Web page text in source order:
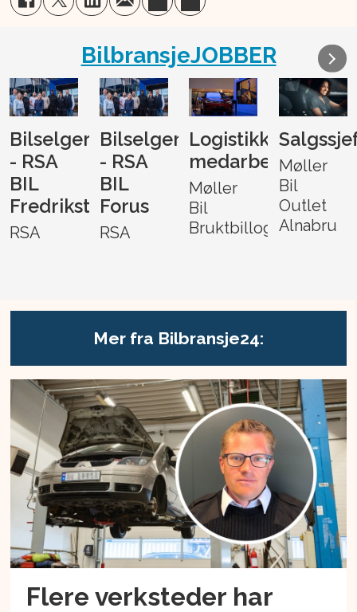
BilbransjeJOBBER
Bilselger
- RSA
BIL
Fredrikstad
RSA
Bilselger
- RSA
BIL
Forus
RSA
Logistikk-
medarbeider
Møller
Bil
Bruktbillogistikk
Møller
Bil
Outlet
Alnabru
Mer fra Bilbransje24:
Flere verksteder har